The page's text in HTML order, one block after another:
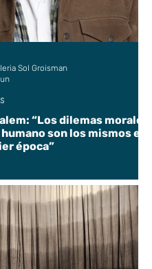
“Los dilemas morales
son los mismos en
época”
Sol Groisman